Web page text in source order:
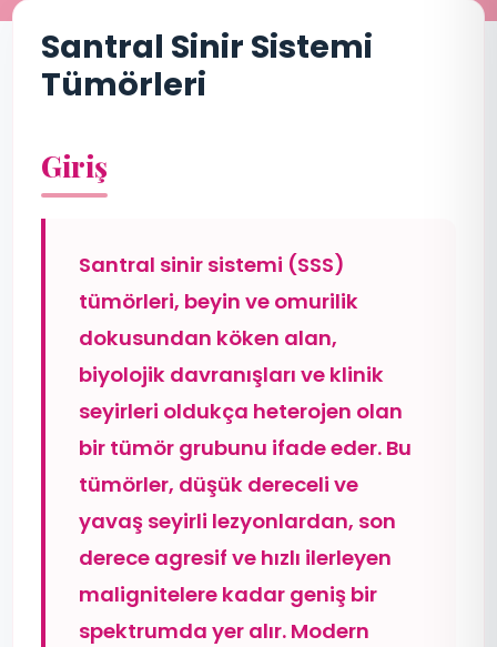
Santral Sinir Sistemi
Tümörleri
Giriş
Santral sinir sistemi (SSS)
tümörleri, beyin ve omurilik
dokusundan köken alan,
biyolojik davranışları ve klinik
seyirleri oldukça heterojen olan
bir tümör grubunu ifade eder. Bu
tümörler, düşük dereceli ve
yavaş seyirli lezyonlardan, son
derece agresif ve hızlı ilerleyen
malignitelere kadar geniş bir
spektrumda yer alır. Modern